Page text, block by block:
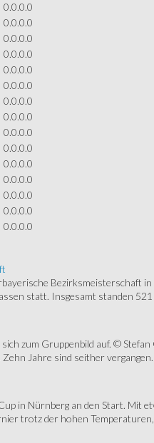
0.0.0.0
0.0.0.0
0.0.0.0
0.0.0.0
0.0.0.0
0.0.0.0
0.0.0.0
0.0.0.0
0.0.0.0
0.0.0.0
0.0.0.0
0.0.0.0
0.0.0.0
0.0.0.0
0.0.0.0
Bezirksmeisterschaft
statt. Insgesamt standen 521
zum Gruppenbild auf. ©
Jahre sind seither
in Nürnberg an den Start. Mit
trotz der hohen